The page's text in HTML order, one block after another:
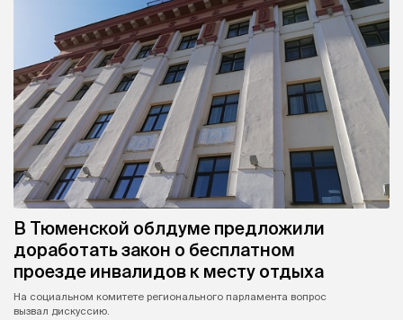
В Тюменской облдуме предложили
доработать закон о бесплатном
проезде инвалидов к месту отдыха
На социальном комитете регионального парламента вопрос
вызвал дискуссию.